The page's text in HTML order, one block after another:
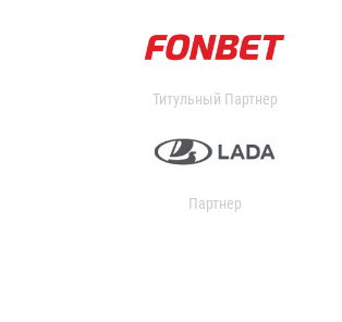
Титульный Партнер
Партнер